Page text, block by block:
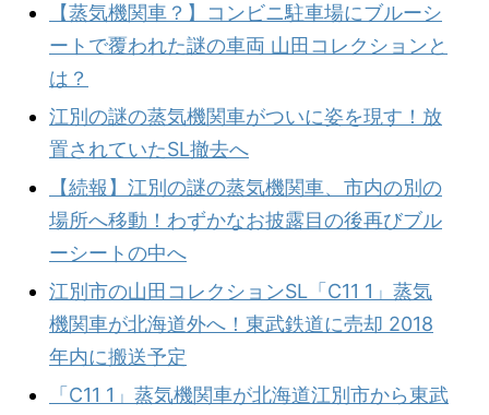
【蒸気機関車？】コンビニ駐車場にブルーシ
ートで覆われた謎の車両 山田コレクションと
は？
江別の謎の蒸気機関車がついに姿を現す！放
置されていたSL撤去へ
【続報】江別の謎の蒸気機関車、市内の別の
場所へ移動！わずかなお披露目の後再びブル
ーシートの中へ
江別市の山田コレクションSL「C11 1」蒸気
機関車が北海道外へ！東武鉄道に売却 2018
年内に搬送予定
「C11 1」蒸気機関車が北海道江別市から東武